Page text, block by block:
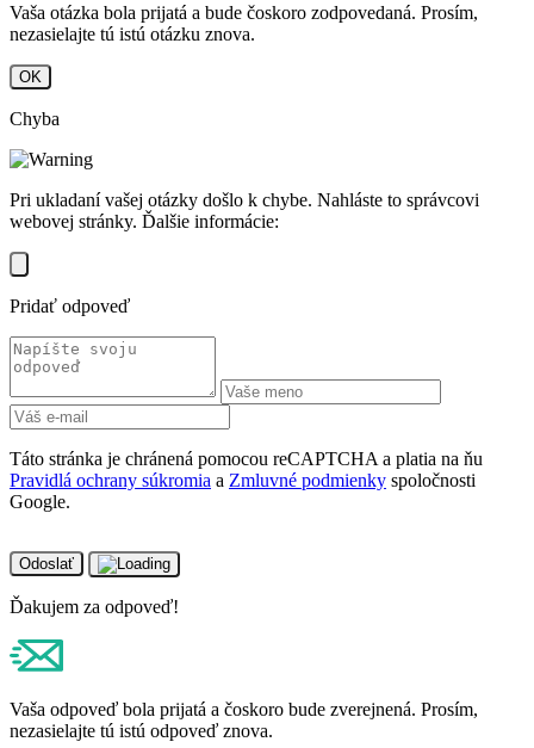
Vaša otázka bola prijatá a bude čoskoro zodpovedaná. Prosím,
nezasielajte tú istú otázku znova.
OK
Chyba
Pri ukladaní vašej otázky došlo k chybe. Nahláste to správcovi
webovej stránky. Ďalšie informácie:
Pridať odpoveď
Táto stránka je chránená pomocou reCAPTCHA a platia na ňu
Pravidlá ochrany súkromia a Zmluvné podmienky spoločnosti
Google.
Odoslať
Ďakujem za odpoveď!
Vaša odpoveď bola prijatá a čoskoro bude zverejnená. Prosím,
nezasielajte tú istú odpoveď znova.